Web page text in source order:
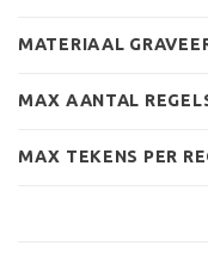
MATERIAAL
MAX AANTAL
MAX TEKENS PER